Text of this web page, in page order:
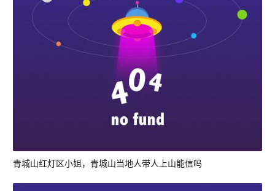
青城山红灯区小姐，青城山当地人带人上山能信吗